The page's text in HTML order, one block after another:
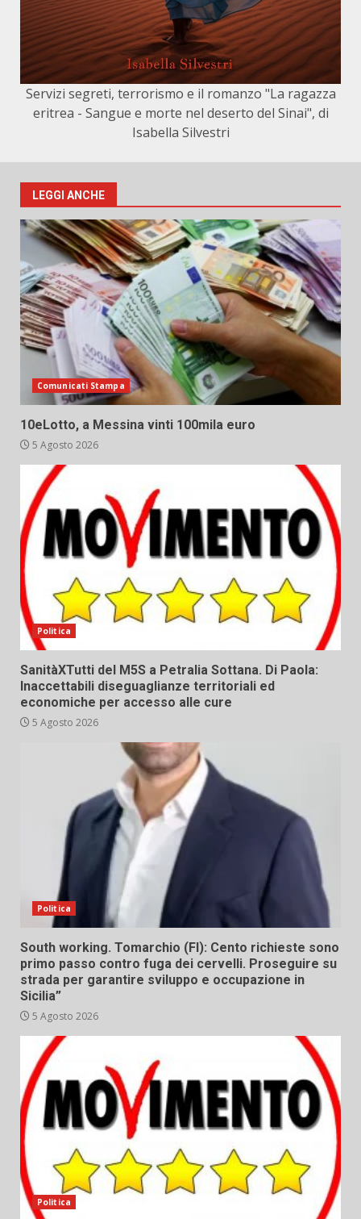
Servizi segreti, terrorismo e il romanzo "La ragazza
eritrea - Sangue e morte nel deserto del Sinai", di
Isabella Silvestri
LEGGI ANCHE
Comunicati Stampa
10eLotto, a Messina vinti 100mila euro
5 Agosto 2026
Politica
SanitàXTutti del M5S a Petralia Sottana. Di Paola:
Inaccettabili diseguaglianze territoriali ed
economiche per accesso alle cure
5 Agosto 2026
Politica
South working. Tomarchio (FI): Cento richieste sono
primo passo contro fuga dei cervelli. Proseguire su
strada per garantire sviluppo e occupazione in
Sicilia”
5 Agosto 2026
Politica